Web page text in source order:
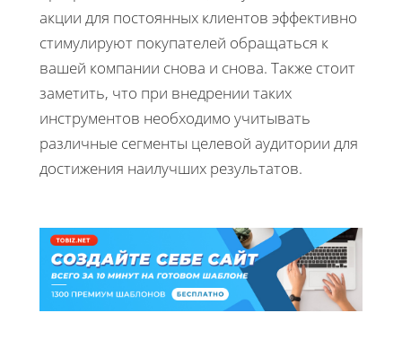
акции для постоянных клиентов эффективно
стимулируют покупателей обращаться к
вашей компании снова и снова. Также стоит
заметить, что при внедрении таких
инструментов необходимо учитывать
различные сегменты целевой аудитории для
достижения наилучших результатов.